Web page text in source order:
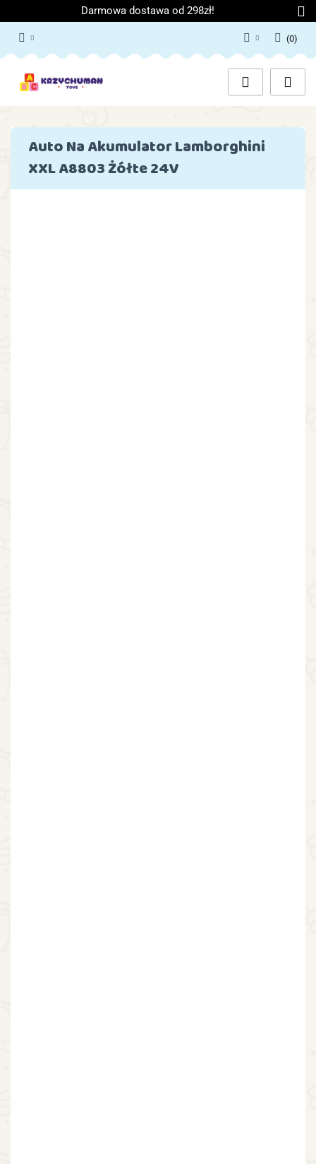
Darmowa dostawa od 298zł!
Zaloguj się
Załóż konto
Dodaj zgłoszenie
Zgody cookies
(0)
Auto Na Akumulator Lamborghini
XXL A8803 Żółte 24V